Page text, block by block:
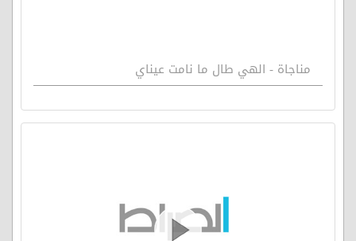
مناجاة - الهي طال ما نامت عيناي